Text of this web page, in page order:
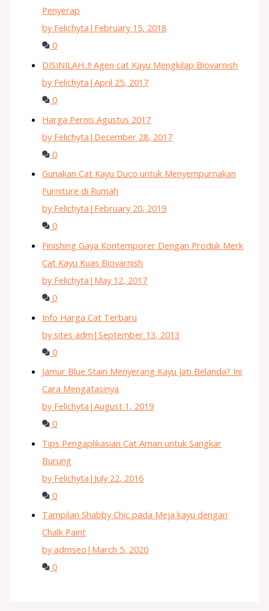
Penyerap
by Felichyta | February 15, 2018
0
DISINILAH..!! Agen cat Kayu Mengkilap Biovarnish
by Felichyta |April 25, 2017
0
Harga Pernis Agustus 2017
by Felichyta | December 28, 2017
0
Gunakan Cat Kayu Duco untuk Menyempurnakan
Furniture di Rumah
by Felichyta | February 20, 2019
0
Finishing Gaya Kontemporer Dengan Produk Merk
Cat Kayu Kuas Biovarnish
by Felichyta | May 12, 2017
0
Info Harga Cat Terbaru
by sites adm |September 13, 2013
0
Jamur Blue Stain Menyerang Kayu Jati Belanda? Ini
Cara Mengatasinya
by Felichyta |August 1, 2019
0
Tips Pengaplikasian Cat Aman untuk Sangkar
Burung
by Felichyta | July 22, 2016
0
Tampilan Shabby Chic pada Meja kayu dengan
Chalk Paint
by admseo | March 5, 2020
0